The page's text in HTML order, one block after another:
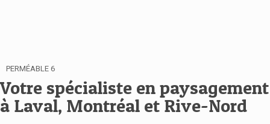
PERMÉABLE 6
Votre spécialiste en paysagement
à Laval, Montréal et Rive-Nord